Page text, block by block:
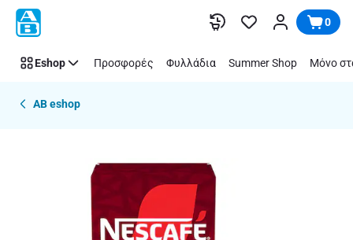
Παράλειψη 0
Eshop Προσφορές Φυλλάδια Summer Shop Μόνο
AB eshop